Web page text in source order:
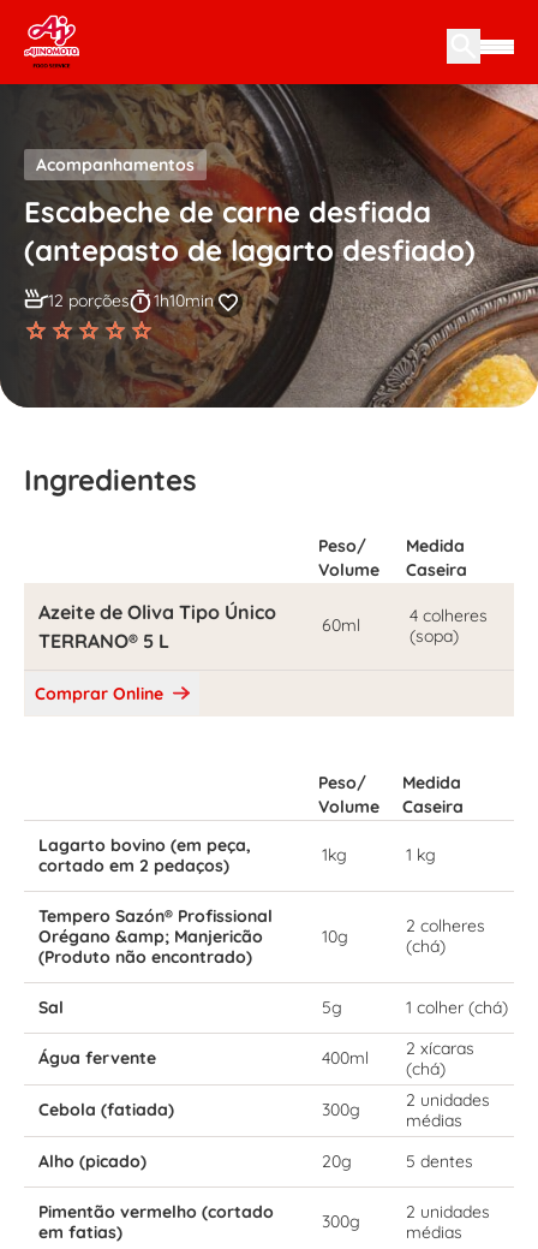
Skip to content
Acompanhamentos
Escabeche de carne desfiada
(antepasto de lagarto desfiado)
12 porções 1h10min
Ingredientes
Peso/
Volume
Medida
Caseira
Azeite de Oliva Tipo Único
TERRANO® 5 L
60ml
4 colheres
(sopa)
Comprar Online
Peso/
Volume
Medida
Caseira
Lagarto bovino (em peça,
cortado em 2 pedaços)
1kg 1 kg
Tempero Sazón® Profissional
Orégano &amp; Manjericão
(Produto não encontrado)
10g
2 colheres
(chá)
Sal 5g 1 colher (chá)
Água fervente 400ml
2 xícaras
(chá)
Cebola (fatiada)
300g
2 unidades
médias
Alho (picado)
20g 5 dentes
Pimentão vermelho (cortado
em fatias)
300g
2 unidades
médias